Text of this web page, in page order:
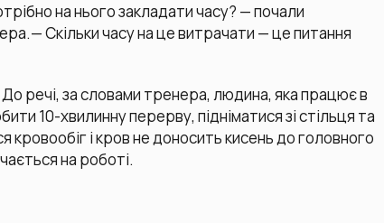
на нього закладати часу? — почали
Скільки часу на це витрачати — це питання
До речі, за словами тренера, людина, яка працює в
10-хвилинну перерву, підніматися зі стільця та
і кров не доносить кисень до головного
на роботі.